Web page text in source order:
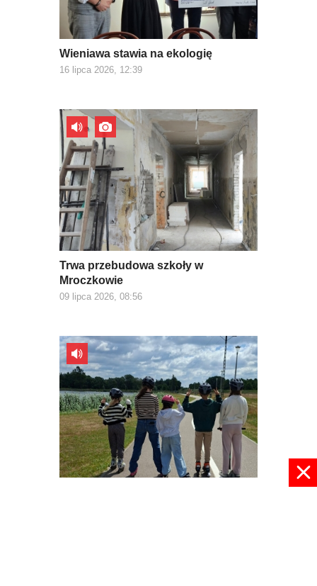
Wieniawa stawia na ekologię
16 lipca 2026, 12:39
Trwa przebudowa szkoły w
Mroczkowie
09 lipca 2026, 08:56